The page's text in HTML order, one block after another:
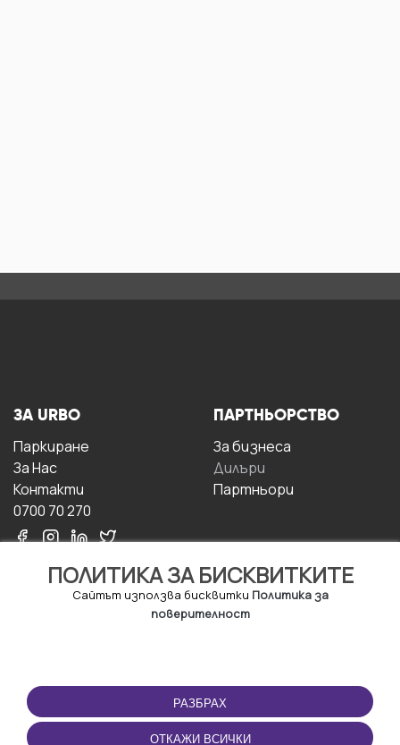
ПОЛИТИКА ЗА БИСКВИТКИТЕ
Сайтът използва бисквитки Политика за
поверителност
РАЗБРАХ
ОТКАЖИ ВСИЧКИ
ЗА URBO
Паркиране
За Hас
Контакти
0700 70 270
ПАРТНЬОРСТВО
За бизнесa
Дилъри
Партньори
ПОЛЗВАНЕ
Правила и условия за
ползване
ПРИЛОЖЕНИЕТО